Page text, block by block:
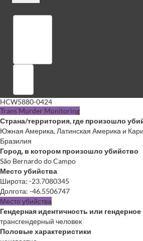
HCW5880-0424
Trans Murder Monitoring
Страна/территория, где произошло
Южная Америка, Латинская Америка и
Бразилия
Город, в котором произошло убийство
São Bernardo do Campo
Место убийства
Широта: -23.7080345
Долгота: -46.5506747
Место убийства
Гендерная идентичность или
трансгендерный человек
Половые характеристики